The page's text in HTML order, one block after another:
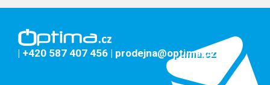
| +420 587 407 456 | prodejna@optima.cz